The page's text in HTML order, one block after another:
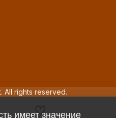
All rights reserved.
имеет значение